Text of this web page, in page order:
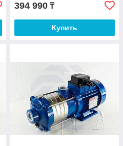
394 990 ₸
Купить